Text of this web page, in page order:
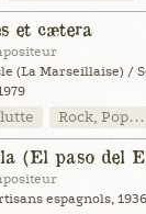
et cætera
(La Marseillaise) /
Rock, Pop…
(El paso del
espagnols, 1936